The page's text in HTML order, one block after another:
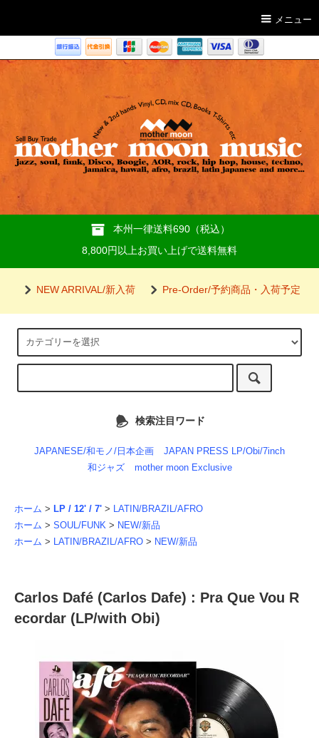
メニュー
本州一律送料690（税込）
8,800円以上お買い上げで送料無料
NEW ARRIVAL/新入荷 Pre-Order/予約商品・入荷予定
検索注目ワード
JAPANESE/和モノ/日本企画
JAPAN PRESS LP/Obi/7inch
和ジャズ
mother moon Exclusive
ホーム > LP / 12' / 7' > LATIN/BRAZIL/AFRO
ホーム > SOUL/FUNK > NEW/新品
ホーム > LATIN/BRAZIL/AFRO > NEW/新品
Carlos Dafé (Carlos Dafe) : Pra Que Vou R
ecordar (LP/with Obi)